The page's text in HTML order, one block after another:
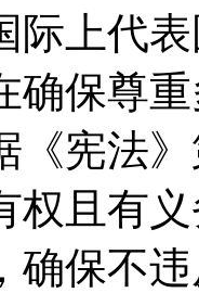
际上代
确保尊
《宪法
权且有
确保不